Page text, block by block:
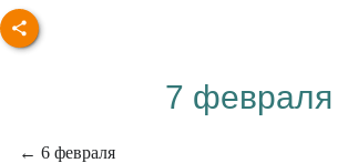
7 февраля
← 6 февраля